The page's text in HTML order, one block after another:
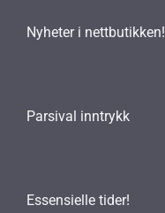
Nyheter i nettbutikken!
Parsival inntrykk
Essensielle tider!